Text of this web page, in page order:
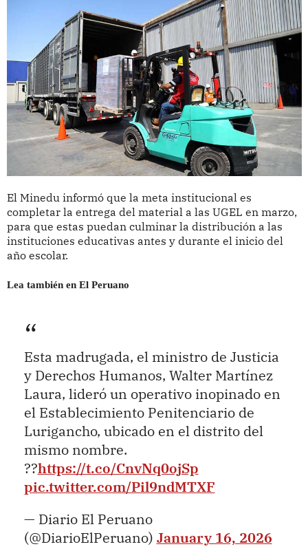
El Minedu informó que la meta institucional es
completar la entrega del material a las UGEL en marzo,
para que estas puedan culminar la distribución a las
instituciones educativas antes y durante el inicio del
año escolar.
Lea también en El Peruano
Esta madrugada, el ministro de Justicia
y Derechos Humanos, Walter Martínez
Laura, lideró un operativo inopinado en
el Establecimiento Penitenciario de
Lurigancho, ubicado en el distrito del
mismo nombre.
??https://t.co/CnvNq0ojSp
pic.twitter.com/Pil9ndMTXF
— Diario El Peruano
(@DiarioElPeruano) January 16, 2026